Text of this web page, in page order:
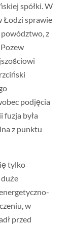
spółki. W
Łodzi sprawie
powództwo, z
podjęcia
fuzja była
z punktu
tylko
w
przed